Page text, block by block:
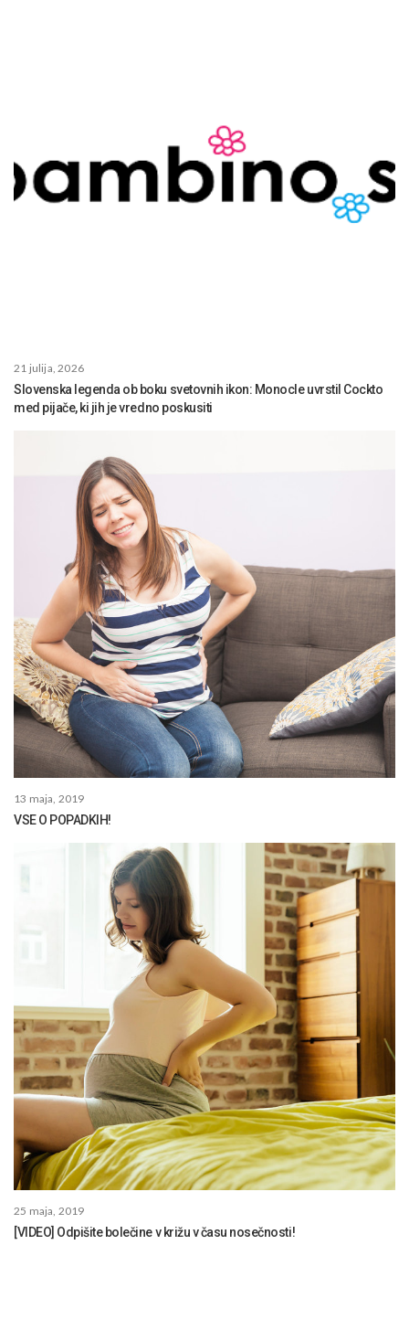
21 julija, 2026
Slovenska legenda ob boku svetovnih ikon: Monocle uvrstil Cockto
med pijače, ki jih je vredno poskusiti
13 maja, 2019
VSE O POPADKIH!
25 maja, 2019
[VIDEO] Odpišite bolečine v križu v času nosečnosti!